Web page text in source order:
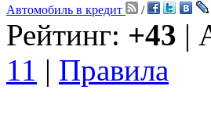
Автомобиль в кредит /
Рейтинг: +43 |
11 | Правила